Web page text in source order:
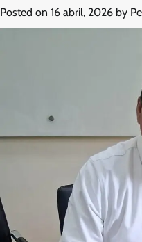
Posted on 16 abril, 2026 by